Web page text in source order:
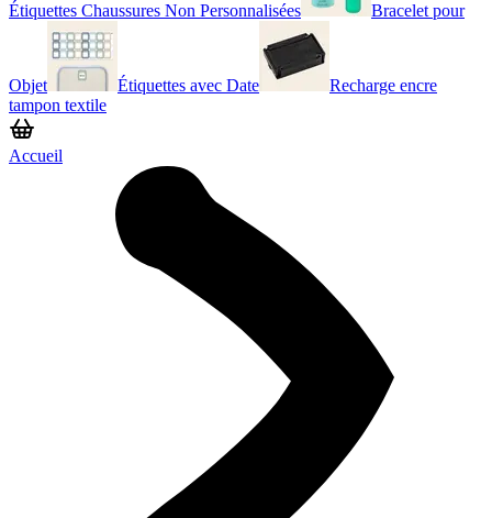
Étiquettes Chaussures Non Personnalisées Bracelet pour
Objet Étiquettes avec Date
Recharge encre
tampon textile
Accueil